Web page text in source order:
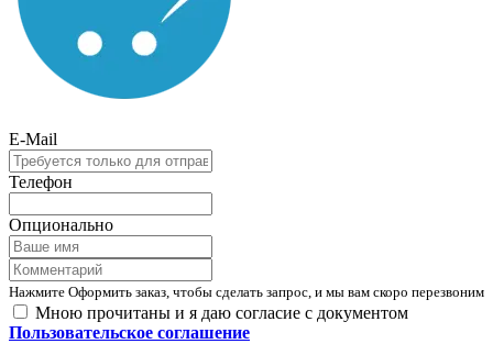
E-Mail
Телефон
Опционально
Нажмите Оформить заказ, чтобы сделать запрос, и мы вам скоро перезвоним
Мною прочитаны и я даю согласие с документом
Пользовательское соглашение